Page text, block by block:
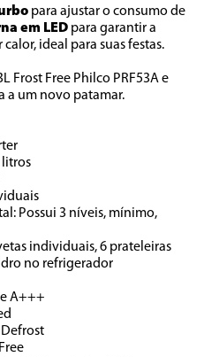
para ajustar o consumo de
em LED para garantir a
ideal para suas festas.
Frost Free Philco PRF53A e
a um novo patamar.
litros
Possui 3 níveis, mínimo,
individuais, 6 prateleiras
no refrigerador
A+++